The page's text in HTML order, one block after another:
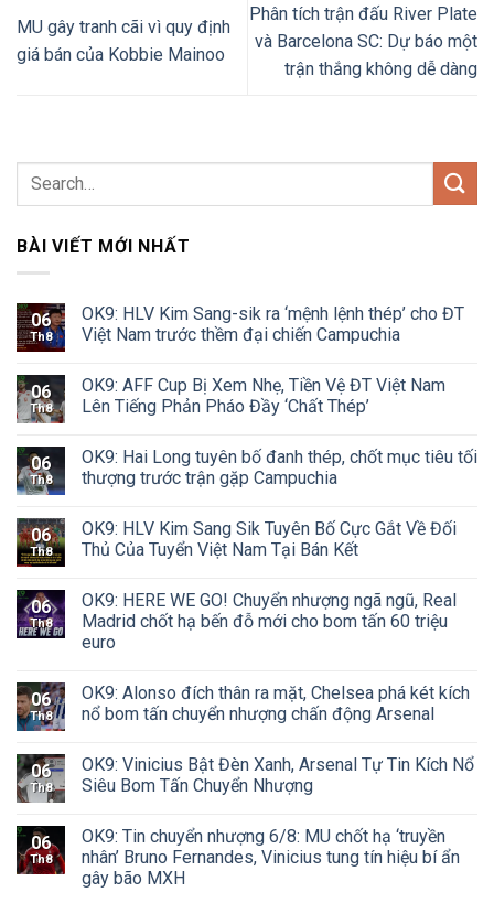
MU gây tranh cãi vì quy định
giá bán của Kobbie Mainoo
Phân tích trận đấu River Plate
và Barcelona SC: Dự báo một
trận thắng không dễ dàng
BÀI VIẾT MỚI NHẤT
06
Th8
OK9: HLV Kim Sang-sik ra ‘mệnh lệnh thép’ cho ĐT
Việt Nam trước thềm đại chiến Campuchia
06
Th8
OK9: AFF Cup Bị Xem Nhẹ, Tiền Vệ ĐT Việt Nam
Lên Tiếng Phản Pháo Đầy ‘Chất Thép’
06
Th8
OK9: Hai Long tuyên bố đanh thép, chốt mục tiêu tối
thượng trước trận gặp Campuchia
06
Th8
OK9: HLV Kim Sang Sik Tuyên Bố Cực Gắt Về Đối
Thủ Của Tuyển Việt Nam Tại Bán Kết
06
Th8
OK9: HERE WE GO! Chuyển nhượng ngã ngũ, Real
Madrid chốt hạ bến đỗ mới cho bom tấn 60 triệu
euro
06
Th8
OK9: Alonso đích thân ra mặt, Chelsea phá két kích
nổ bom tấn chuyển nhượng chấn động Arsenal
06
Th8
OK9: Vinicius Bật Đèn Xanh, Arsenal Tự Tin Kích Nổ
Siêu Bom Tấn Chuyển Nhượng
06
Th8
OK9: Tin chuyển nhượng 6/8: MU chốt hạ ‘truyền
nhân’ Bruno Fernandes, Vinicius tung tín hiệu bí ẩn
gây bão MXH